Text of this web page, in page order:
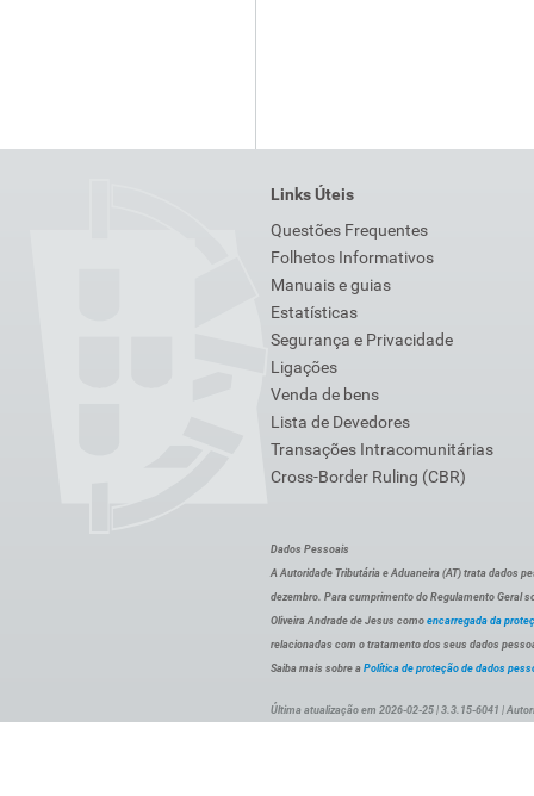
Links Úteis
Questões Frequentes
Folhetos Informativos
Manuais e guias
Estatísticas
Segurança e Privacidade
Ligações
Venda de bens
Lista de Devedores
Transações Intracomunitárias
Cross-Border Ruling (CBR)
Dados Pessoais
A Autoridade Tributária e Aduaneira (AT) trata dados
dezembro. Para cumprimento do Regulamento Geral
Oliveira Andrade de Jesus como encarregada da
relacionadas com o tratamento dos seus dados
Saiba mais sobre a Política de proteção de dados
Última atualização em 2026-02-25 | 3.3.15-6041 |